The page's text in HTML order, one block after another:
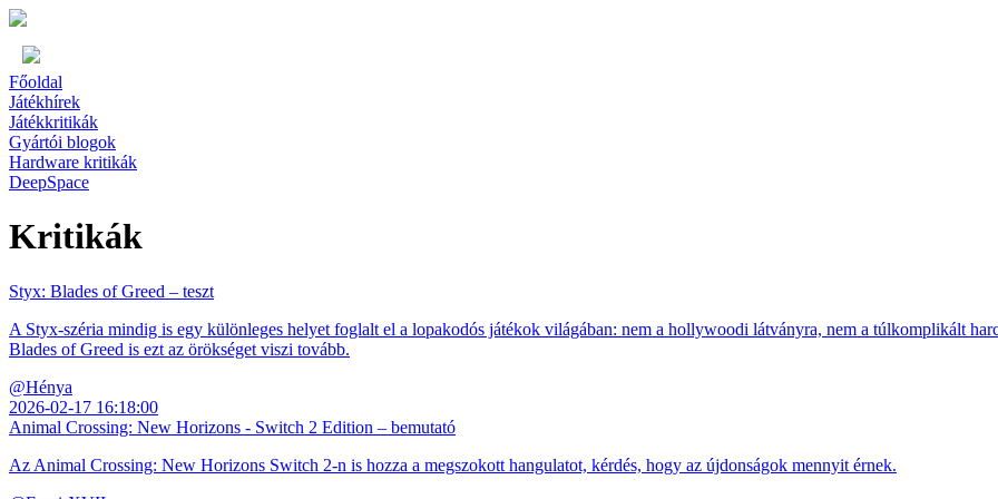
Főoldal
Játékhírek
Játékkritikák
Gyártói blogok
Hardware kritikák
DeepSpace
Kritikák
Styx: Blades of Greed – teszt
A Styx-széria mindig is egy különleges helyet foglalt el a lopakodós játékok világában: nem a hollywoodi látványra, nem a túlkomplikált
Blades of Greed is ezt az örökséget viszi tovább.
@Hénya
2026-02-17 16:18:00
Animal Crossing: New Horizons - Switch 2 Edition – bemutató
Az Animal Crossing: New Horizons Switch 2-n is hozza a megszokott hangulatot, kérdés, hogy az újdonságok mennyit érnek.